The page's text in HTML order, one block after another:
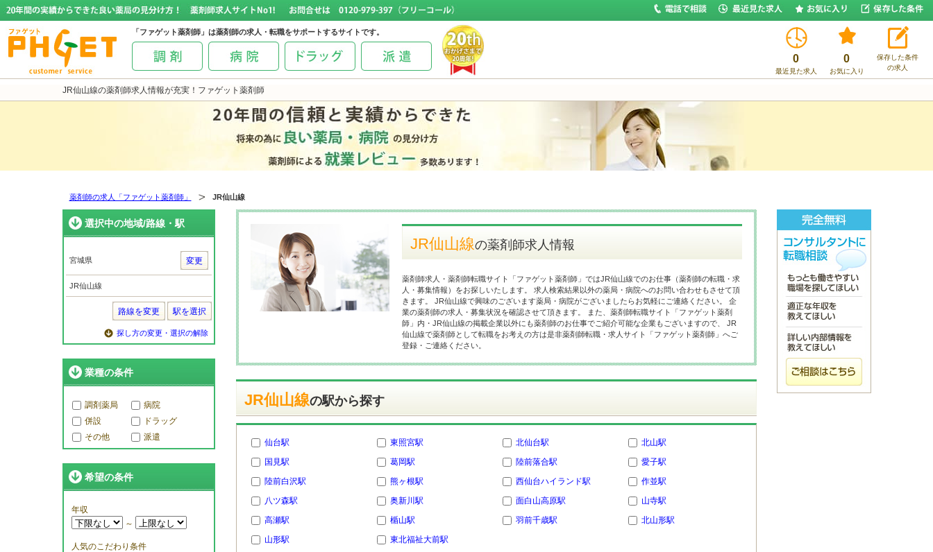
JR仙山線の薬剤師求人情報が充実！ファゲット薬剤師
「ファゲット薬剤師」は薬剤師の求人・転職をサポートするサイトです。
0
最近見た求人
0
お気に入り
保存した条件
の求人
薬剤師の求人「ファゲット薬剤師」 JR仙山線
選択中の地域/路線・駅
宮城県 変更
JR仙山線
路線を変更 駅を選択
探し方の変更・選択の解除
業種の条件
調剤薬局
病院
併設
ドラッグ
その他
派遣
希望の条件
年収
～
人気のこだわり条件
JR仙山線の薬剤師求人情報
薬剤師求人・薬剤師転職サイト「ファゲット薬剤師」ではJR仙山線でのお仕事（薬剤師の転職・求
人・募集情報）をお探しいたします。 求人検索結果以外の薬局・病院へのお問い合わせもさせて頂
きます。 JR仙山線で興味のございます薬局・病院がございましたらお気軽にご連絡ください。 企
業の薬剤師の求人・募集状況を確認させて頂きます。 また、薬剤師転職サイト「ファゲット薬剤
師」内・JR仙山線の掲載企業以外にも薬剤師のお仕事でご紹介可能な企業もございますので、 JR
仙山線で薬剤師として転職をお考えの方は是非薬剤師転職・求人サイト「ファゲット薬剤師」へご
登録・ご連絡ください。
JR仙山線の駅から探す
仙台駅 東照宮駅 北仙台駅
北山駅
国見駅
葛岡駅 陸前落合駅
愛子駅
陸前白沢駅
熊ヶ根駅 西仙台ハイランド駅
作並駅
八ツ森駅
奥新川駅 面白山高原駅
山寺駅
高瀬駅
楯山駅 羽前千歳駅
北山形駅
山形駅
東北福祉大前駅